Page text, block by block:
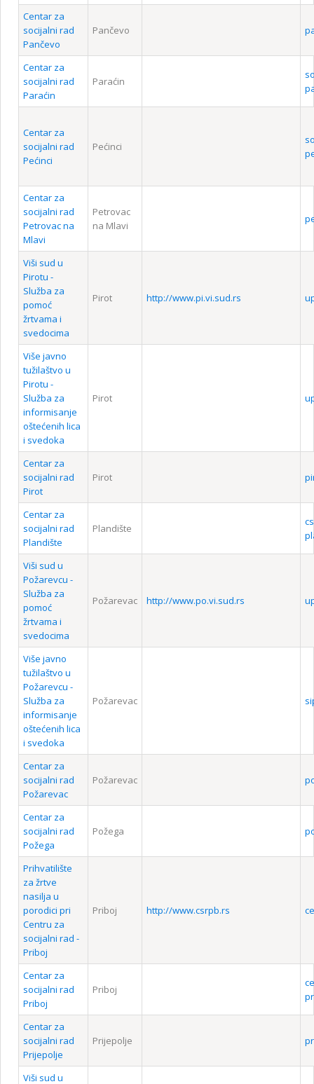
Centar za
socijalni rad
Pančevo
Pančevo
Centar za
socijalni rad
Paraćin
Paraćin
Centar za
socijalni rad
Pećinci
Pećinci
Centar za
socijalni rad
Petrovac na
Mlavi
Petrovac
na Mlavi
Viši sud u
Pirotu -
Služba za
pomoć
žrtvama i
svedocima
Pirot http://www.pi.vi.sud.rs
Više javno
tužilaštvo u
Pirotu -
Služba za
informisanje
oštećenih lica
i svedoka
Pirot
Centar za
socijalni rad
Pirot
Pirot
Centar za
socijalni rad
Plandište
Plandište
Viši sud u
Požarevcu -
Služba za
pomoć
žrtvama i
svedocima
Požarevac http://www.po.vi.sud.rs
Više javno
tužilaštvo u
Požarevcu -
Služba za
informisanje
oštećenih lica
i svedoka
Požarevac
Centar za
socijalni rad
Požarevac
Požarevac
Centar za
socijalni rad
Požega
Požega
Prihvatilište
za žrtve
nasilja u
porodici pri
Centru za
socijalni rad -
Priboj
Priboj http://www.csrpb.rs
Centar za
socijalni rad
Priboj
Priboj
Centar za
socijalni rad
Prijepolje
Prijepolje
Viši sud u